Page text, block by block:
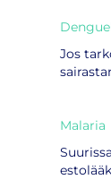
Jos
Malaria